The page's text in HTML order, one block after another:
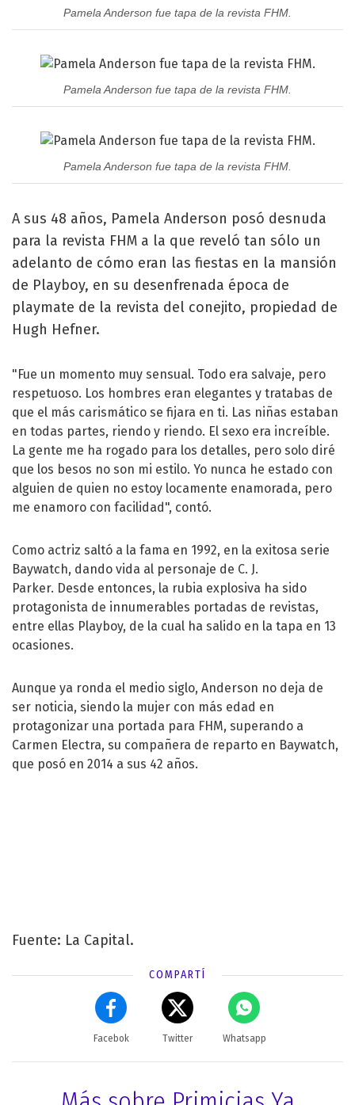
Pamela Anderson fue tapa de la revista FHM.
Pamela Anderson fue tapa de la revista FHM.
Pamela Anderson fue tapa de la revista FHM.
A sus 48 años, Pamela Anderson posó desnuda
para la revista FHM a la que reveló tan sólo un
adelanto de cómo eran las fiestas en la mansión
de Playboy, en su desenfrenada época de
playmate de la revista del conejito, propiedad de
Hugh Hefner.
"Fue un momento muy sensual. Todo era salvaje, pero
respetuoso. Los hombres eran elegantes y tratabas de
que el más carismático se fijara en ti. Las niñas estaban
en todas partes, riendo y riendo. El sexo era increíble.
La gente me ha rogado para los detalles, pero solo diré
que los besos no son mi estilo. Yo nunca he estado con
alguien de quien no estoy locamente enamorada, pero
me enamoro con facilidad", contó.
Como actriz saltó a la fama en 1992, en la exitosa serie
Baywatch, dando vida al personaje de C. J.
Parker. Desde entonces, la rubia explosiva ha sido
protagonista de innumerables portadas de revistas,
entre ellas Playboy, de la cual ha salido en la tapa en 13
ocasiones.
Aunque ya ronda el medio siglo, Anderson no deja de
ser noticia, siendo la mujer con más edad en
protagonizar una portada para FHM, superando a
Carmen Electra, su compañera de reparto en Baywatch,
que posó en 2014 a sus 42 años.
Fuente: La Capital.
COMPARTÍ
Facebok Twitter Whatsapp